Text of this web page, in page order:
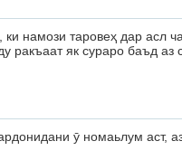
намози таровеҳ дар асл
ракъаат як сураро баъд аз
ӯ номаьлум аст,